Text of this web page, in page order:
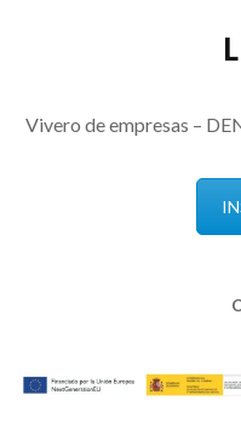
Vivero de empresas –